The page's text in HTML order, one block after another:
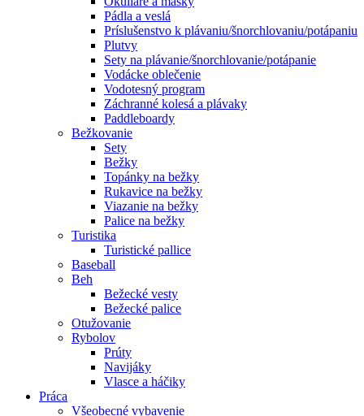
Pádla a veslá
Príslušenstvo k plávaniu/šnorchlovaniu/potápaniu
Plutvy
Sety na plávanie/šnorchlovanie/potápanie
Vodácke oblečenie
Vodotesný program
Záchranné kolesá a plávaky
Paddleboardy
Bežkovanie
Sety
Bežky
Topánky na bežky
Rukavice na bežky
Viazanie na bežky
Palice na bežky
Turistika
Turistické pallice
Baseball
Beh
Bežecké vesty
Bežecké palice
Otužovanie
Rybolov
Prúty
Navijáky
Vlasce a háčiky
Práca
Všeobecné vybavenie